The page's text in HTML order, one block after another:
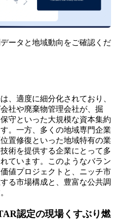
ータと地域動向をご確認くだ
、適度に細分化されており、
社や廃棄物管理会社が、掘
守といった大規模な資本集約
。一方、多くの地域専門企業
置修復といった地域特有の業
術を提供する企業にとって多
ています。このようなバラン
値プロジェクトと、ニッチ市
る市場構成と、豊富な公共調
認定の現場くすぶり燃